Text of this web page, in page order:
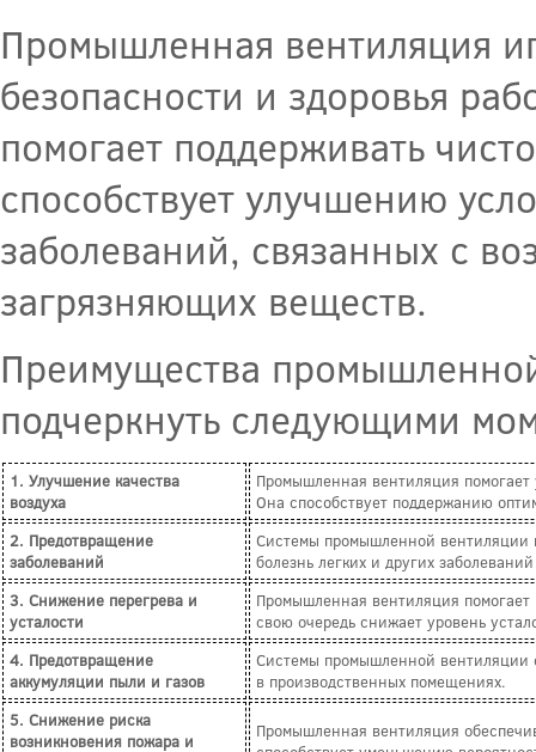
Промышленная вентиляция
безопасности и здоровья
помогает поддерживать
способствует улучшению
заболеваний, связанных с
загрязняющих веществ.
Преимущества
подчеркнуть следующими
1. Улучшение качества
воздуха
Промышленная вентиляция помогает
Она способствует поддержанию
2. Предотвращение
заболеваний
Системы промышленной вентиляции
болезнь легких и других
3. Снижение перегрева и
усталости
Промышленная вентиляция
свою очередь снижает уровень
4. Предотвращение
аккумуляции пыли и газов
Системы промышленной вентиляции
в производственных помещениях.
5. Снижение риска
возникновения пожара и
Промышленная вентиляция